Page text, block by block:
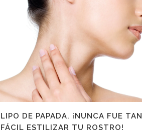
LIPO DE PAPADA. ¡NUNCA FUE TAN
FÁCIL ESTILIZAR TU ROSTRO!